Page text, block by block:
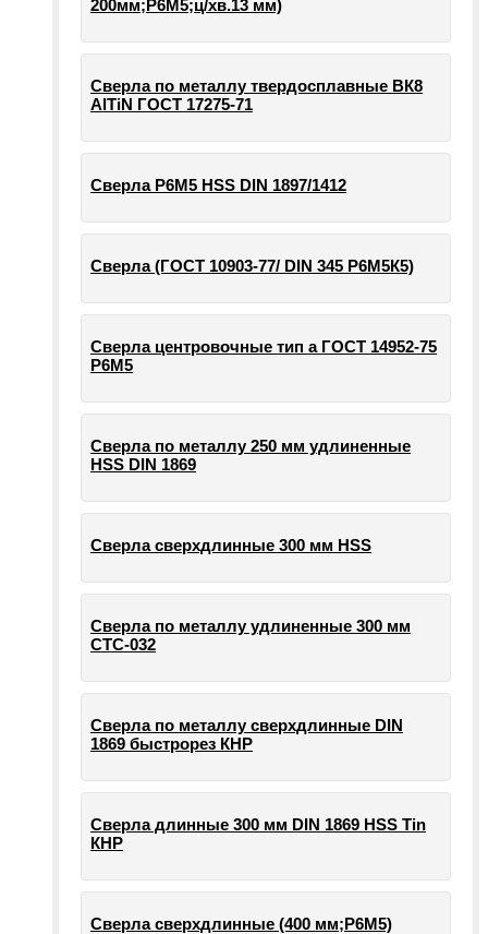
200мм;Р6М5;ц/хв.13 мм)
Сверла по металлу твердосплавные ВК8
AlTiN ГОСТ 17275-71
Сверла Р6М5 HSS DIN 1897/1412
Сверла (ГОСТ 10903-77/ DIN 345 Р6М5К5)
Сверла центровочные тип а ГОСТ 14952-75
Р6М5
Сверла по металлу 250 мм удлиненные
HSS DIN 1869
Сверла сверхдлинные 300 мм HSS
Сверла по металлу удлиненные 300 мм
СТС-032
Сверла по металлу сверхдлинные DIN
1869 быстрорез КНР
Сверла длинные 300 мм DIN 1869 HSS Tin
КНР
Сверла сверхдлинные (400 мм;Р6М5)